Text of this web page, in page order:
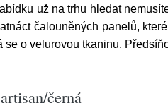
už na trhu hledat
čalouněných panelů,
o velurovou tkaninu.
černá